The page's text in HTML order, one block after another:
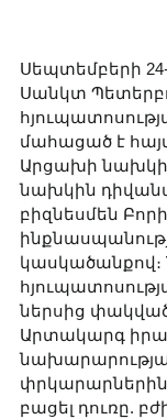
Սեպտեմբերի
Սանկտ
մահացած է
Արցախի
նախկին
բիզնեսմեն
կասկածանքով։
ներսից
Արտակարգ
փրկարարներին
բացել դուռը.